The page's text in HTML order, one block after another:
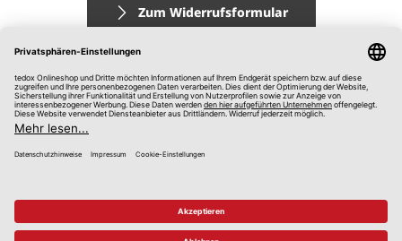
Zum Widerrufsformular
Impressum
AGB
Datenschutz
Hinweisgebersystem